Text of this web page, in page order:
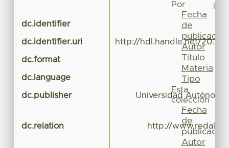
dc.identifier
dc.identifier.uri http://hdl.handle.net/
dc.format
dc.language
dc.publisher Universidad
dc.relation http://
Por
Fecha
de
publicación
Autor
Título
Materia
Tipo
Esta
colección
Fecha
de
publicación
Autor